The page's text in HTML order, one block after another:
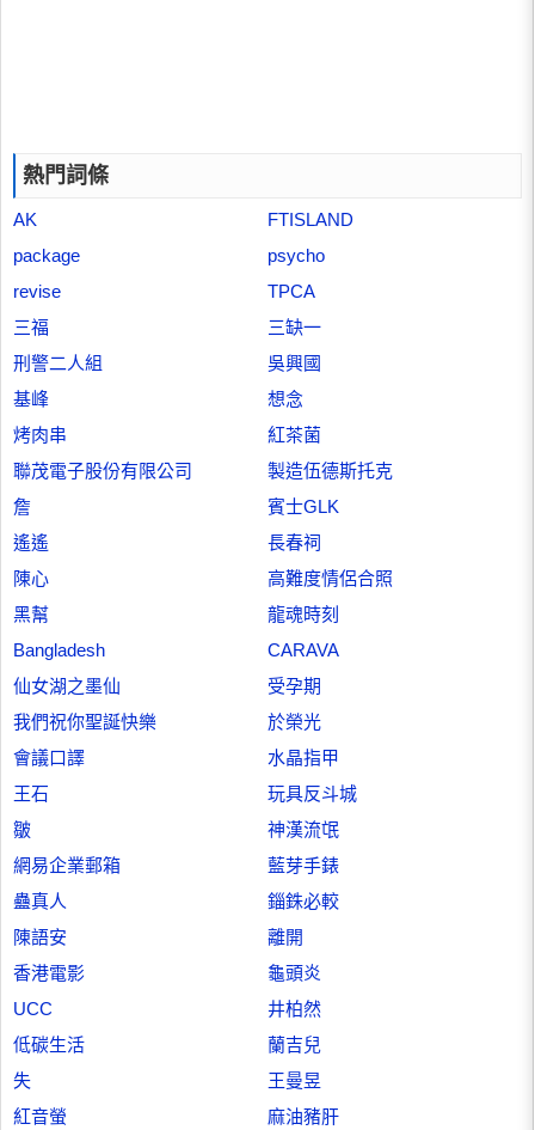
熱門詞條
AK
FTISLAND
package
psycho
revise
TPCA
三福
三缺一
刑警二人組
吳興國
基峰
想念
烤肉串
紅茶菌
聯茂電子股份有限公司
製造伍德斯托克
詹
賓士GLK
遙遙
長春祠
陳心
高難度情侶合照
黑幫
龍魂時刻
Bangladesh
CARAVA
仙女湖之墨仙
受孕期
我們祝你聖誕快樂
於榮光
會議口譯
水晶指甲
王石
玩具反斗城
皺
神漢流氓
網易企業郵箱
藍芽手錶
蠱真人
錙銖必較
陳語安
離開
香港電影
龜頭炎
UCC
井柏然
低碳生活
蘭吉兒
失
王曼昱
紅音螢
麻油豬肝